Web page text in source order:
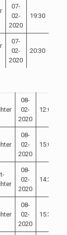
07-
02-
2020
19:30
07-
02-
2020
20:30
08-
02-
2020
12:00
08-
02-
2020
15:00
08-
02-
2020
14:30
08-
02-
2020
15:30